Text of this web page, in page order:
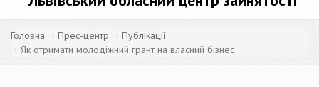
Головна Прес-центр
Публікації
Як отримати молодіжний грант на власний бізнес